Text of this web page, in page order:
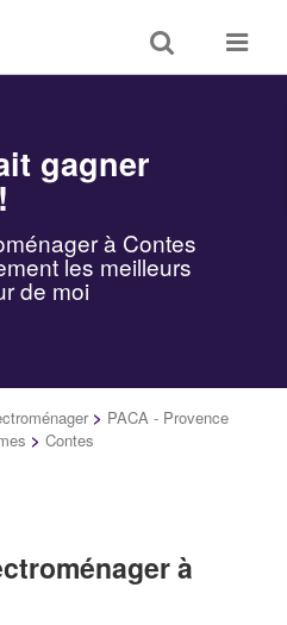
Toggle
search
Toggle
gagner
à Contes
les meilleurs
de moi
> PACA - Provence
> Contes
à